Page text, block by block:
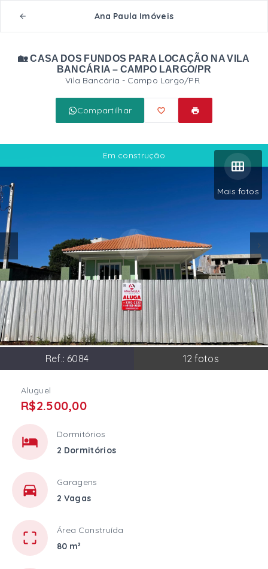
Ana Paula Imóveis
🏡 CASA DOS FUNDOS PARA LOCAÇÃO NA VILA
BANCÁRIA – CAMPO LARGO/PR
Vila Bancária - Campo Largo/PR
Compartilhar
Mais fotos
Ref.: 6084 12 fotos
Em construção
Aluguel
R$2.500,00
Dormitórios
2 Dormitórios
Garagens
2 Vagas
Área Construída
80 m²